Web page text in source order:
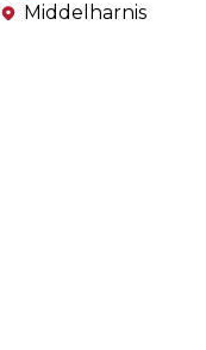
Middelharnis